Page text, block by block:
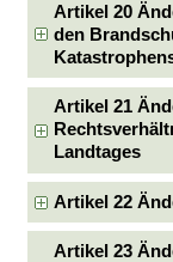
Artikel 20
den
Artikel 21
Landtages
Artikel 22
Artikel 23